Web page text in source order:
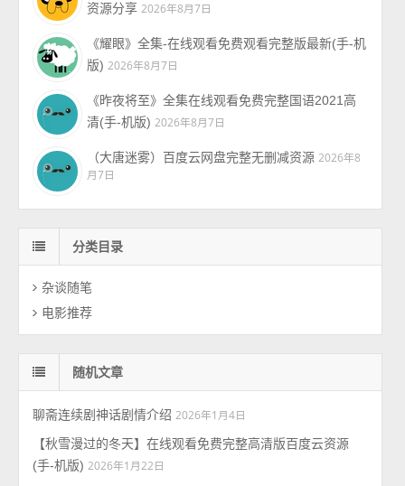
资源分享 2026年8月7日
《耀眼》全集-在线观看免费观看完整版最新(手-机
版) 2026年8月7日
《昨夜将至》全集在线观看免费完整国语2021高
清(手-机版) 2026年8月7日
（大唐迷雾）百度云网盘完整无删减资源 2026年8
月7日
分类目录
杂谈随笔
电影推荐
随机文章
聊斋连续剧神话剧情介绍 2026年1月4日
【秋雪漫过的冬天】在线观看免费完整高清版百度云资源
(手-机版) 2026年1月22日